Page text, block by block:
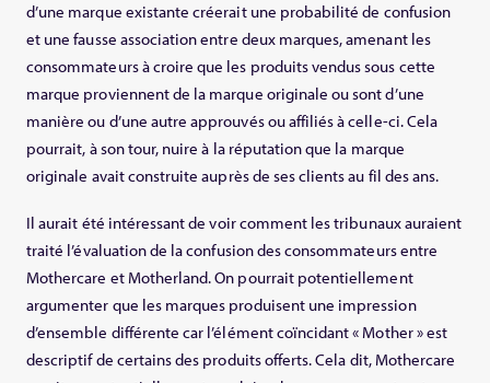
d’une marque existante créerait une probabilité de confusion
et une fausse association entre deux marques, amenant les
consommateurs à croire que les produits vendus sous cette
marque proviennent de la marque originale ou sont d’une
manière ou d’une autre approuvés ou affiliés à celle-ci. Cela
pourrait, à son tour, nuire à la réputation que la marque
originale avait construite auprès de ses clients au fil des ans.
Il aurait été intéressant de voir comment les tribunaux auraient
traité l’évaluation de la confusion des consommateurs entre
Mothercare et Motherland. On pourrait potentiellement
argumenter que les marques produisent une impression
d’ensemble différente car l’élément coïncidant « Mother » est
descriptif de certains des produits offerts. Cela dit, Mothercare